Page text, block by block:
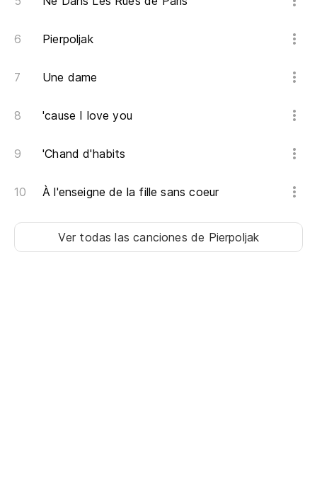
Pierpoljak
Une dame
'cause I love you
'Chand d'habits
À l'enseigne de la fille sans coeur
Ver todas las canciones de Pierpoljak